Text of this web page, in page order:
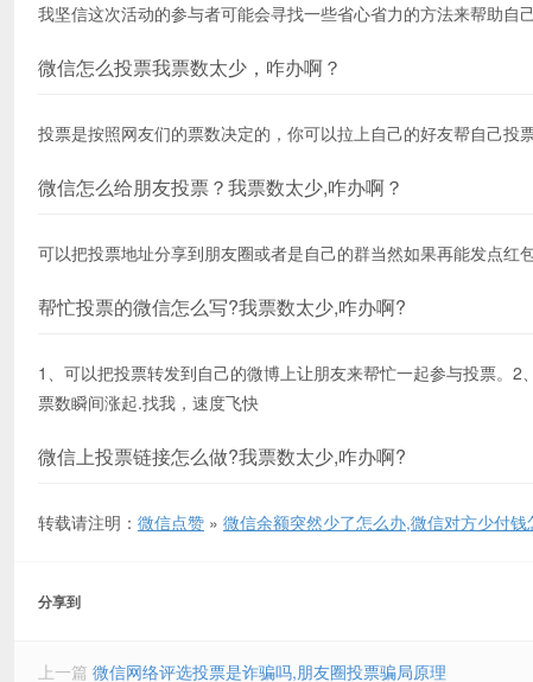
我坚信这次活动的参与者可能会寻找一些省心省力的方法来帮助自
微信怎么投票我票数太少，咋办啊？
投票是按照网友们的票数决定的，你可以拉上自己的好友帮自己投
微信怎么给朋友投票？我票数太少,咋办啊？
可以把投票地址分享到朋友圈或者是自己的群当然如果再能发点红
帮忙投票的微信怎么写?我票数太少,咋办啊?
1、可以把投票转发到自己的微博上让朋友来帮忙一起参与投票。
票数瞬间涨起.找我，速度飞快
微信上投票链接怎么做?我票数太少,咋办啊?
转载请注明： 微信点赞 » 微信余额突然少了怎么办,微信对方少付钱
分享到
上一篇 微信网络评选投票是诈骗吗,朋友圈投票骗局原理